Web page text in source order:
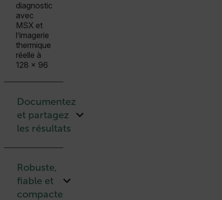
diagnostic
avec
MSX et
l’imagerie
thermique
réelle à
128 x 96
Documentez
et partagez
les résultats
Robuste,
fiable et
compacte